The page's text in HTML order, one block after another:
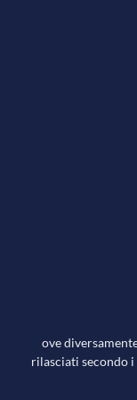
ove
rilasciati secondo